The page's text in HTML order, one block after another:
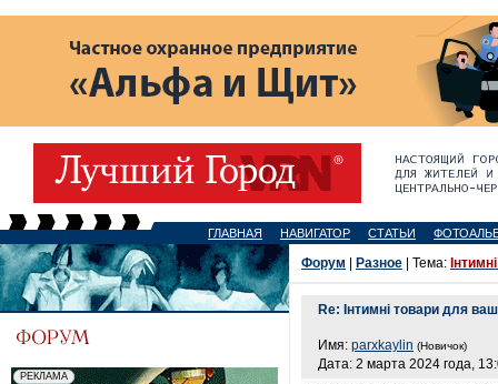
ГЛАВНАЯ НАВИГАТОР СТАТЬИ
Форум Разное | Тема:
Re: Інтимні товари для
Имя: parxkaylin (Новичок)
Дата: 2 марта 2024 года,